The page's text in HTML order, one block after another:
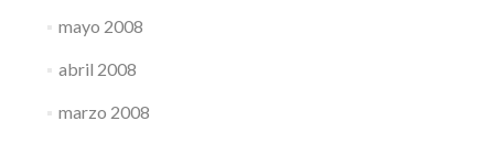
mayo 2008
abril 2008
marzo 2008